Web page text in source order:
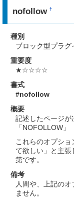
nofollow†
種別
ブロック型プラグ
重要度
★☆☆☆☆
書式
#nofollow
概要
記述したページが
「NOFOLLOW」
これらのオプシ
て欲しい」と主
第です。
備考
人間や、上記の
ません。